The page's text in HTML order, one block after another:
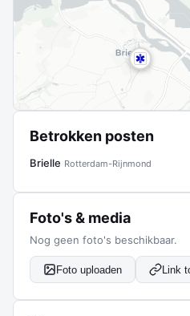
Betrokken posten
Brielle Rotterdam-Rijnmond
Foto's & media
Nog geen foto's beschikbaar.
Foto uploaden Link